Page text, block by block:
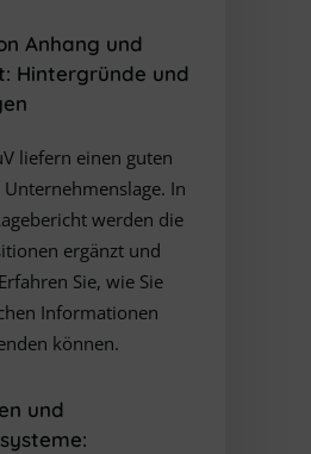
Anhang und
Hintergründe und
liefern einen guten
In
werden die
ergänzt und
Sie, wie Sie
Informationen
können.
und